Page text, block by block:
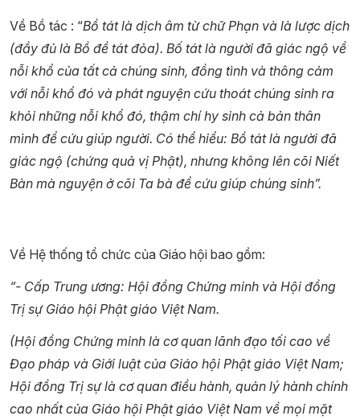
Về Bồ tác : “Bồ tát là dịch âm từ chữ Phạn và là lược dịch
(đầy đủ là Bồ đề tát đỏa). Bố tát là người đã giác ngộ về
nỗi khổ của tất cả chúng sinh, đồng tình và thông cảm
với nỗi khổ đó và phát nguyện cứu thoát chúng sinh ra
khỏi những nỗi khổ đó, thậm chí hy sinh cả bản thân
mình để cứu giúp người. Có thể hiểu: Bồ tát là người đã
giác ngộ (chứng quả vị Phật), nhưng không lên cõi Niết
Bàn mà nguyện ở cõi Ta bà để cứu giúp chúng sinh”.
Về Hệ thống tổ chức của Giáo hội bao gồm:
“- Cấp Trung ương: Hội đồng Chứng minh và Hội đồng
Trị sự Giáo hội Phật giáo Việt Nam.
(Hội đồng Chứng minh là cơ quan lãnh đạo tối cao về
Đạo pháp và Giới luật của Giáo hội Phật giáo Việt Nam;
Hội đồng Trị sự là cơ quan điều hành, quản lý hành chính
cao nhất của Giáo hội Phật giáo Việt Nam về mọi mặt